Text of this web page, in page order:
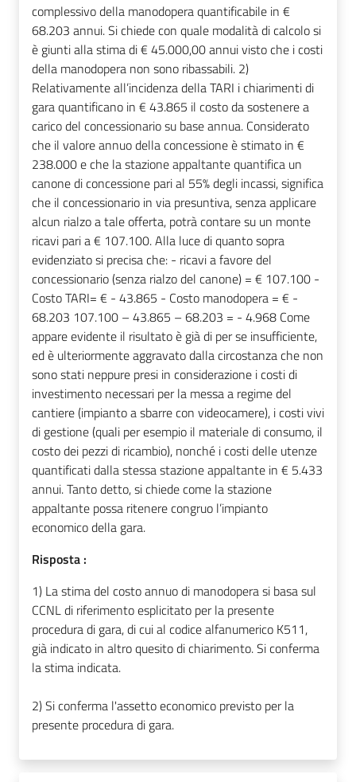
complessivo della manodopera quantificabile in €
68.203 annui. Si chiede con quale modalità di calcolo si
è giunti alla stima di € 45.000,00 annui visto che i costi
della manodopera non sono ribassabili. 2)
Relativamente all’incidenza della TARI i chiarimenti di
gara quantificano in € 43.865 il costo da sostenere a
carico del concessionario su base annua. Considerato
che il valore annuo della concessione è stimato in €
238.000 e che la stazione appaltante quantifica un
canone di concessione pari al 55% degli incassi, significa
che il concessionario in via presuntiva, senza applicare
alcun rialzo a tale offerta, potrà contare su un monte
ricavi pari a € 107.100. Alla luce di quanto sopra
evidenziato si precisa che: - ricavi a favore del
concessionario (senza rialzo del canone) = € 107.100 -
Costo TARI= € - 43.865 - Costo manodopera = € -
68.203 107.100 – 43.865 – 68.203 = - 4.968 Come
appare evidente il risultato è già di per se insufficiente,
ed è ulteriormente aggravato dalla circostanza che non
sono stati neppure presi in considerazione i costi di
investimento necessari per la messa a regime del
cantiere (impianto a sbarre con videocamere), i costi vivi
di gestione (quali per esempio il materiale di consumo, il
costo dei pezzi di ricambio), nonché i costi delle utenze
quantificati dalla stessa stazione appaltante in € 5.433
annui. Tanto detto, si chiede come la stazione
appaltante possa ritenere congruo l’impianto
economico della gara.
Risposta :
1) La stima del costo annuo di manodopera si basa sul
CCNL di riferimento esplicitato per la presente
procedura di gara, di cui al codice alfanumerico K511,
già indicato in altro quesito di chiarimento. Si conferma
la stima indicata.
2) Si conferma l'assetto economico previsto per la
presente procedura di gara.